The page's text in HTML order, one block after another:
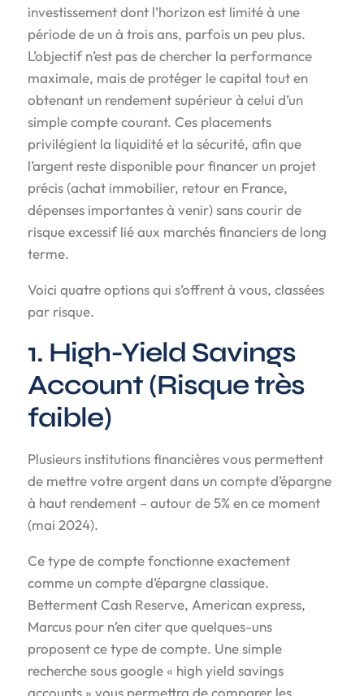
investissement dont l’horizon est limité à une
période de un à trois ans, parfois un peu plus.
L’objectif n’est pas de chercher la performance
maximale, mais de protéger le capital tout en
obtenant un rendement supérieur à celui d’un
simple compte courant. Ces placements
privilégient la liquidité et la sécurité, afin que
l’argent reste disponible pour financer un projet
précis (achat immobilier, retour en France,
dépenses importantes à venir) sans courir de
risque excessif lié aux marchés financiers de long
terme.
Voici quatre options qui s’offrent à vous, classées
par risque.
1. High-Yield Savings
Account (Risque très
faible)
Plusieurs institutions financières vous permettent
de mettre votre argent dans un compte d’épargne
à haut rendement – autour de 5% en ce moment
(mai 2024).
Ce type de compte fonctionne exactement
comme un compte d’épargne classique.
Betterment Cash Reserve, American express,
Marcus pour n’en citer que quelques-uns
proposent ce type de compte. Une simple
recherche sous google « high yield savings
accounts » vous permettra de comparer les